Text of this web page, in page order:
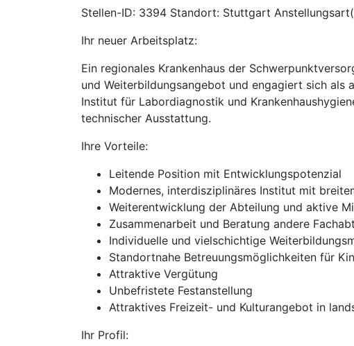
Stellen-ID: 3394 Standort: Stuttgart
Ihr neuer Arbeitsplatz:
Ein regionales Krankenhaus der
und Weiterbildungsangebot und engagiert sich als
Institut für Labordiagnostik und
technischer Ausstattung.
Ihre Vorteile:
Leitende Position mit Entwicklungspotenzial
Modernes, interdisziplinäres Institut mit
Weiterentwicklung der Abteilung und aktive
Zusammenarbeit und Beratung andere
Individuelle und vielschichtige
Standortnahe Betreuungsmöglichkeiten für
Attraktive Vergütung
Unbefristete Festanstellung
Attraktives Freizeit- und Kulturangebot in
Ihr Profil: